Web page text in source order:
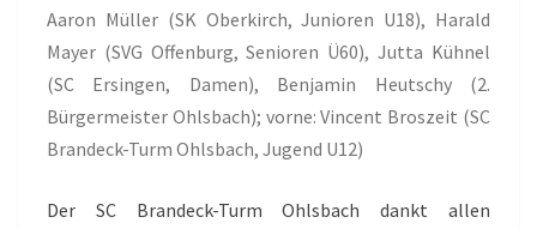
Aaron Müller (SK Oberkirch, Junioren U18), Harald
Mayer (SVG Offenburg, Senioren Ü60), Jutta Kühnel
(SC Ersingen, Damen), Benjamin Heutschy (2.
Bürgermeister Ohlsbach); vorne: Vincent Broszeit (SC
Brandeck-Turm Ohlsbach, Jugend U12)
Der SC Brandeck-Turm Ohlsbach dankt allen